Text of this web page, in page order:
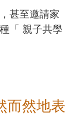
甚至邀請家
「 親子共學
而然地表